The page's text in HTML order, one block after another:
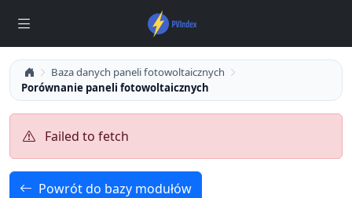
Baza danych paneli fotowoltaicznych
Porównanie paneli fotowoltaicznych
Failed to fetch
Powrót do bazy modułów